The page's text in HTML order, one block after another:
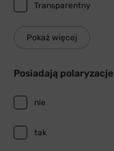
Transparentny
Pokaż więcej
Posiadają polaryzacje
nie
tak